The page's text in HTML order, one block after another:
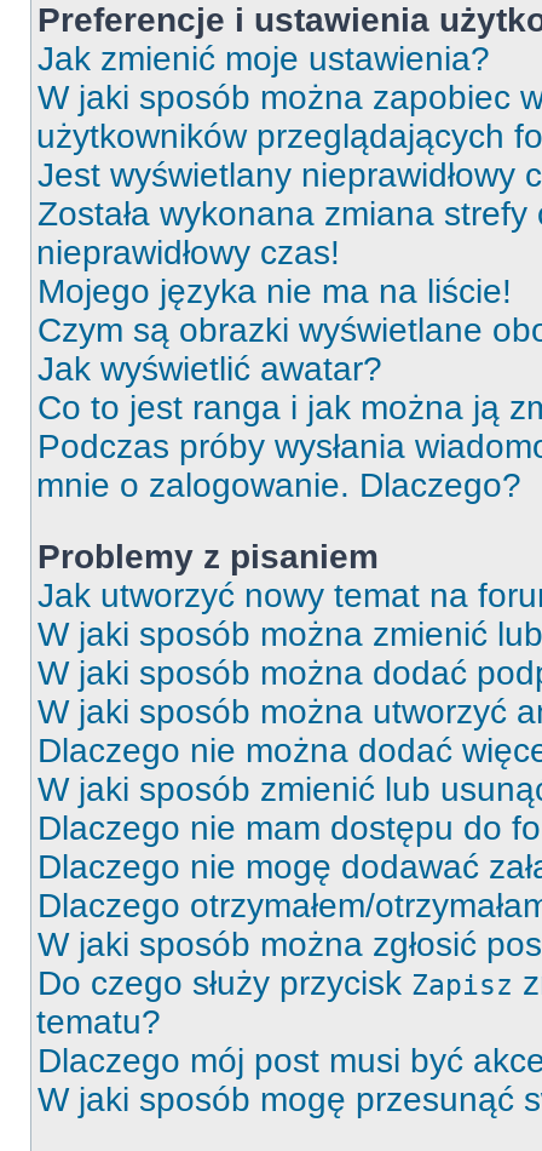
Preferencje i ustawienia
Jak zmienić moje ustawienia?
W jaki sposób można zapobiec
użytkowników przeglądających
Jest wyświetlany nieprawidłowy
Została wykonana zmiana
nieprawidłowy czas!
Mojego języka nie ma na liście!
Czym są obrazki wyświetlane
Jak wyświetlić awatar?
Co to jest ranga i jak można ją
Podczas próby wysłania
mnie o zalogowanie. Dlaczego?
Problemy z pisaniem
Jak utworzyć nowy temat na
W jaki sposób można zmienić
W jaki sposób można dodać
W jaki sposób można utworzyć
Dlaczego nie można dodać
W jaki sposób zmienić lub
Dlaczego nie mam dostępu do
Dlaczego nie mogę dodawać
Dlaczego otrzymałem/
W jaki sposób można zgłosić
Do czego służy przycisk Zapisz
tematu?
Dlaczego mój post musi być
W jaki sposób mogę przesunąć